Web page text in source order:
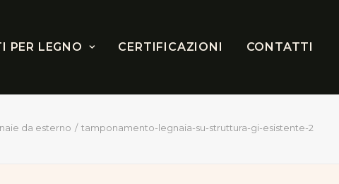
PER LEGNO CERTIFICAZIONI CONTATTI
da esterno tamponamento-legnaia-su-struttura-gi-esistente-2